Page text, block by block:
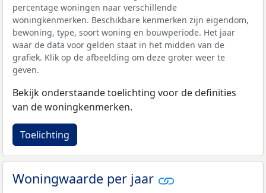
percentage woningen naar verschillende
woningkenmerken. Beschikbare kenmerken zijn eigendom,
bewoning, type, soort woning en bouwperiode. Het jaar
waar de data voor gelden staat in het midden van de
grafiek. Klik op de afbeelding om deze groter weer te
geven.
Bekijk onderstaande toelichting voor de definities
van de woningkenmerken.
Toelichting
Woningwaarde per jaar